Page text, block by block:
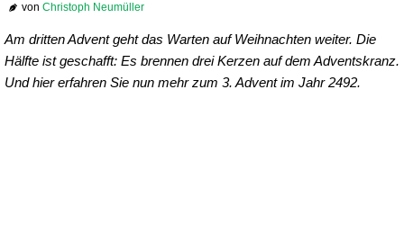
vonChristoph Neumüller
Am dritten Advent geht das Warten auf Weihnachten weiter. Die
Hälfte ist geschafft: Es brennen drei Kerzen auf dem Adventskranz.
Und hier erfahren Sie nun mehr zum 3. Advent im Jahr 2492.